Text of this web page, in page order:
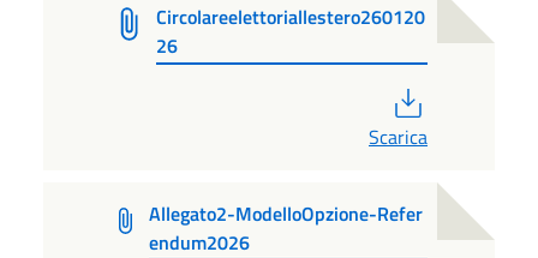
Circolareelettoriallestero260120
26
Scarica
Allegato2-ModelloOpzione-Refer
endum2026